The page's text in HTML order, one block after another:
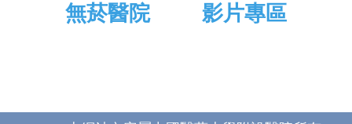
無菸醫院 影片專區